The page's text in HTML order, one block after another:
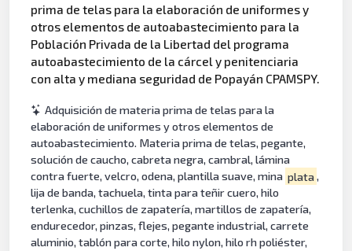
prima de telas para la elaboración de uniformes y
otros elementos de autoabastecimiento para la
Población Privada de la Libertad del programa
autoabastecimiento de la cárcel y penitenciaria
con alta y mediana seguridad de Popayán CPAMSPY.
Adquisición de materia prima de telas para la
elaboración de uniformes y otros elementos de
autoabastecimiento. Materia prima de telas, pegante,
solución de caucho, cabreta negra, cambral, lámina
contra fuerte, velcro, odena, plantilla suave, mina plata,
lija de banda, tachuela, tinta para teñir cuero, hilo
terlenka, cuchillos de zapatería, martillos de zapatería,
endurecedor, pinzas, flejes, pegante industrial, carrete
aluminio, tablón para corte, hilo nylon, hilo rh poliéster,